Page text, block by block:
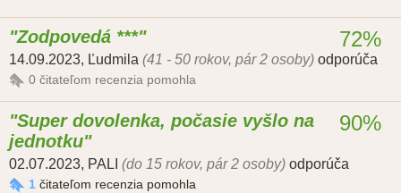
Zodpovedá ***
14.09.2023, Ľudmila (41 - 50 rokov, pár 2 osoby) odporúča
0 čitateľom recenzia pomohla
72%
Super dovolenka, počasie vyšlo na
jednotku
02.07.2023, PALI (do 15 rokov, pár 2 osoby) odporúča
1 čitateľom recenzia pomohla
90%